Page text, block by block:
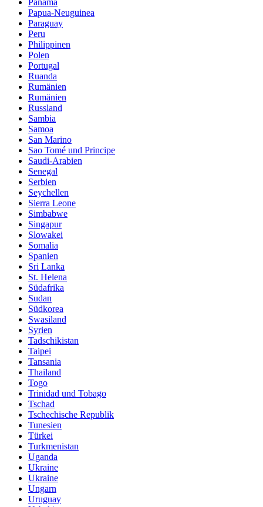
Panama
Papua-Neuguinea
Paraguay
Peru
Philippinen
Polen
Portugal
Ruanda
Rumänien
Rumänien
Russland
Sambia
Samoa
San Marino
Sao Tomé und Principe
Saudi-Arabien
Senegal
Serbien
Seychellen
Sierra Leone
Simbabwe
Singapur
Slowakei
Somalia
Spanien
Sri Lanka
St. Helena
Südafrika
Sudan
Südkorea
Swasiland
Syrien
Tadschikistan
Taipei
Tansania
Thailand
Togo
Trinidad und Tobago
Tschad
Tschechische Republik
Tunesien
Türkei
Turkmenistan
Uganda
Ukraine
Ukraine
Ungarn
Uruguay